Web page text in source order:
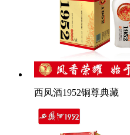
西凤酒1952铜尊典藏